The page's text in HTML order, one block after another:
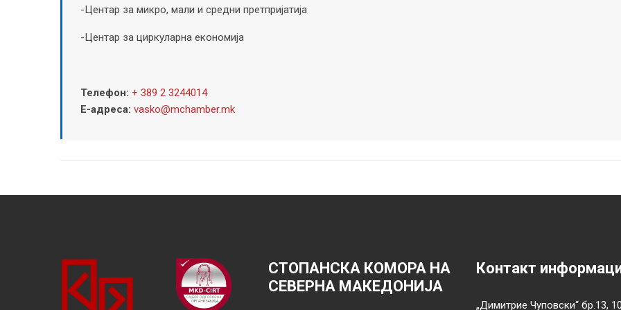
-Центар за микро, мали и средни претпријатија
-Центар за циркуларна економија
Телефон: + 389 2 3244014
Е-адреса: vasko@mchamber.mk
СТОПАНСКА КОМОРА НА
СЕВЕРНА МАКЕДОНИЈА
Контакт
„Димитрие Чуповски“ бр.13,